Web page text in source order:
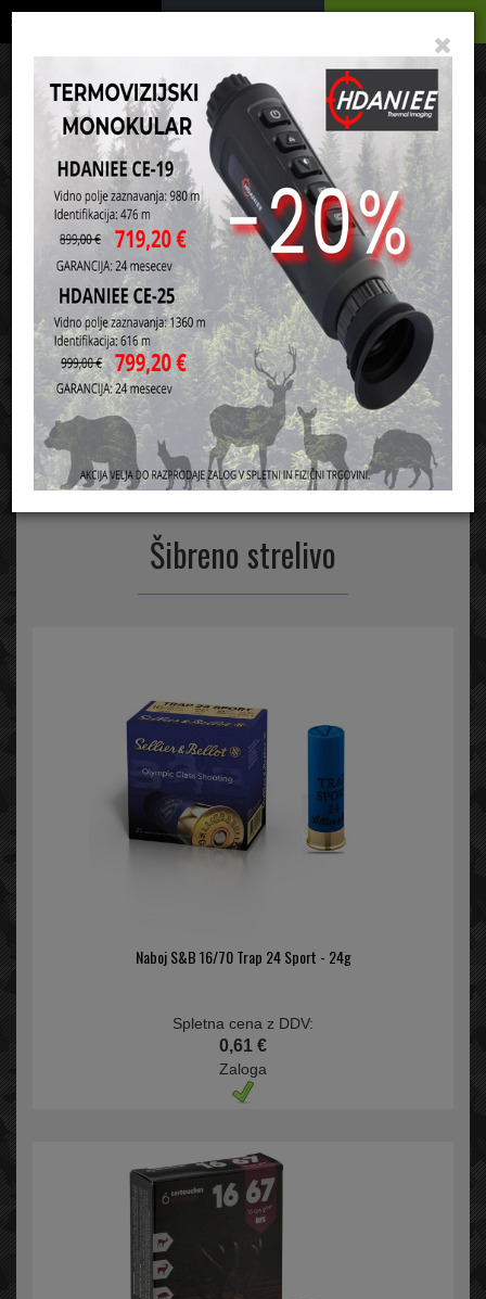
de
Vaša košarica je še prazna
Domov Strelivo Šibreno strelivo
Stran 1 2
Razvrsti po: ceni nazivu
Šibreno strelivo
Naboj S&B 16/70 Trap 24 Sport - 24g
Spletna cena z DDV:
0,61 €
Zaloga